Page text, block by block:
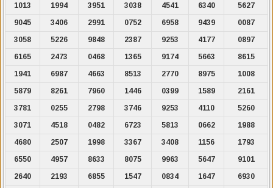
1013
1994 3951 3038 4541 6340
5627
9045
3406 2991 0752 6958 9439
0087
3058
5226 9848 2387 9253 4177
0897
6165
2473 0468 1365 9174 5663
8615
1941
6987 4663 8513 2770 8975
1008
5879
8261 7960 1446 0399 1589
2161
3781
0255 2798 3746 9253 4110
5260
3071
4518 0482 6723 5813 0662
1988
4680
2507 1998 3367 3408 1156
1793
6550
4957 8633 8075 9963 5647
9101
2640
2193 6855 1547 0834 1647
6930